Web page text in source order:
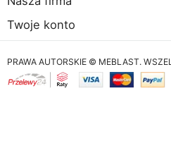
Twoje konto
PRAWA AUTORSKIE © MEBLAST.